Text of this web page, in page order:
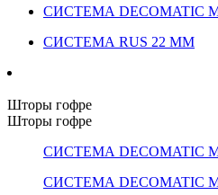
СИСТЕМА DECOMATIC
СИСТЕМА RUS 22 ММ
Шторы гофре
Шторы гофре
СИСТЕМА DECOMATIC
СИСТЕМА DECOMATIC